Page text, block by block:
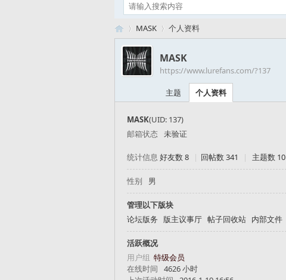
›
MASK 个人资料
MASK
https://www.lurefans.com/?137
主题 个人资料
MASK(UID: 137)
邮箱状态 未验证
统计信息 好友数 8 | 回帖数 341 | 主题数 10
性别 男
管理以下版块
论坛版务
版主议事厅 帖子回收站 内部文件
活跃概况
用户组 特级会员
在线时间
4626 小时